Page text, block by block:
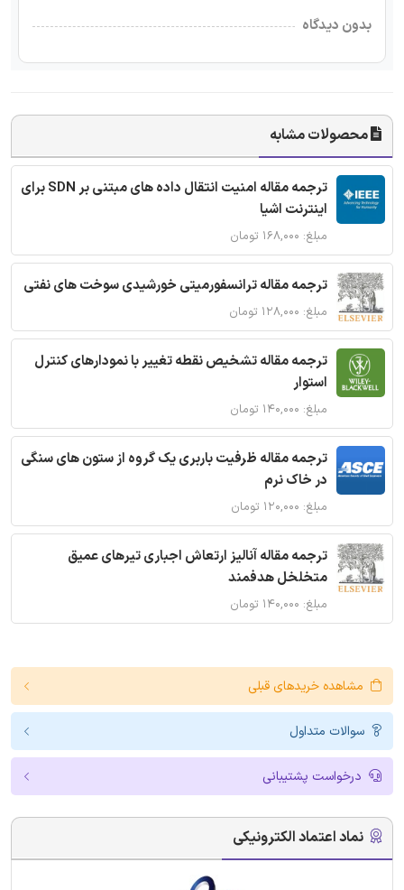
بدون دیدگاه
محصولات مشابه
ترجمه مقاله امنیت انتقال داده های مبتنی بر SDN برای
اینترنت اشیا
مبلغ: ۱۶۸,۰۰۰ تومان
ترجمه مقاله ترانسفورمیتی خورشیدی سوخت های نفتی
مبلغ: ۱۲۸,۰۰۰ تومان
ترجمه مقاله تشخیص نقطه تغییر با نمودارهای کنترل
استوار
مبلغ: ۱۴۰,۰۰۰ تومان
ترجمه مقاله ظرفیت باربری یک گروه از ستون های سنگی
در خاک نرم
مبلغ: ۱۲۰,۰۰۰ تومان
ترجمه مقاله آنالیز ارتعاش اجباری تیرهای عمیق
متخلخل هدفمند
مبلغ: ۱۴۰,۰۰۰ تومان
مشاهده خریدهای قبلی
سوالات متداول
درخواست پشتیبانی
نماد اعتماد الکترونیکی